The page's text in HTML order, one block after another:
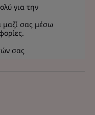
για την
μαζί σας μέσω
σας